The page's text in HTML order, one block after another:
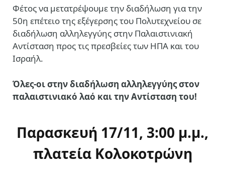
Φέτος να μετατρέψουμε την διαδήλωση για την
50η επέτειο της εξέγερσης του Πολυτεχνείου σε
διαδήλωση αλληλεγγύης στην Παλαιστινιακή
Αντίσταση προς τις πρεσβείες των ΗΠΑ και του
Ισραήλ.
Όλες-οι στην διαδήλωση αλληλεγγύης στον
παλαιστινιακό λαό και την Αντίσταση του!
Παρασκευή 17/11, 3:00 μ.μ.,
πλατεία Κολοκοτρώνη